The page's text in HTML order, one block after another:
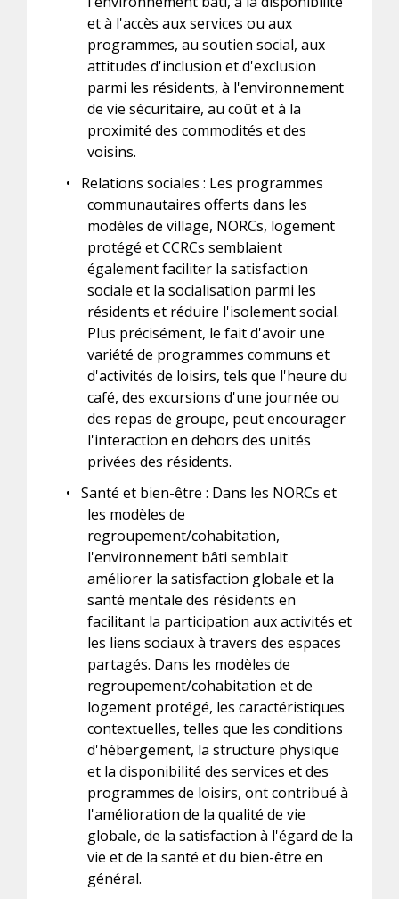
et à l'accès aux services ou aux
programmes, au soutien social, aux
attitudes d'inclusion et d'exclusion
parmi les résidents, à l'environnement
de vie sécuritaire, au coût et à la
proximité des commodités et des
voisins.
•
Relations sociales : Les programmes
communautaires offerts dans les
modèles de village, NORCs, logement
protégé et CCRCs semblaient
également faciliter la satisfaction
sociale et la socialisation parmi les
résidents et réduire l'isolement social.
Plus précisément, le fait d'avoir une
variété de programmes communs et
d'activités de loisirs, tels que l'heure du
café, des excursions d'une journée ou
des repas de groupe, peut encourager
l'interaction en dehors des unités
privées des résidents.
• Santé et bien-être : Dans les NORCs et
les modèles de
regroupement/cohabitation,
l'environnement bâti semblait
améliorer la satisfaction globale et la
santé mentale des résidents en
facilitant la participation aux activités et
les liens sociaux à travers des espaces
partagés. Dans les modèles de
regroupement/cohabitation et de
logement protégé, les caractéristiques
contextuelles, telles que les conditions
d'hébergement, la structure physique
et la disponibilité des services et des
programmes de loisirs, ont contribué à
l'amélioration de la qualité de vie
globale, de la satisfaction à l'égard de la
vie et de la santé et du bien-être en
général.